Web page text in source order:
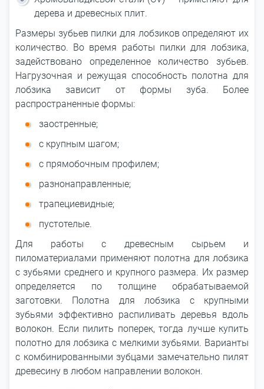
дерева и древесных плит.
Размеры зубьев пилки для лобзиков определяют их
количество. Во время работы пилки для лобзика,
задействовано определенное количество зубьев.
Нагрузочная и режущая способность полотна для
лобзика зависит от формы зуба. Более
распространенные формы:
заостренные;
с крупным шагом;
с прямобочным профилем;
разнонаправленные;
трапециевидные;
пустотелые.
Для работы с древесным сырьем и
пиломатериалами применяют полотна для лобзика
с зубьями среднего и крупного размера. Их размер
определяется по толщине обрабатываемой
заготовки. Полотна для лобзика с крупными
зубьями эффективно распиливать деревья вдоль
волокон. Если пилить поперек, тогда лучше купить
полотно для лобзика с мелкими зубьями. Варианты
с комбинированными зубцами замечательно пилят
древесину в любом направлении волокон.